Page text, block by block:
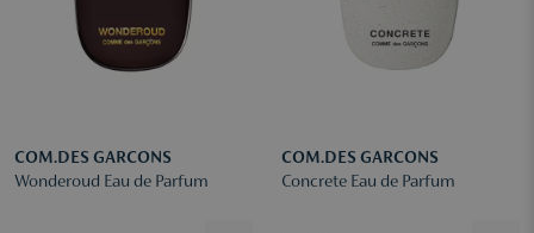
COM.DES GARCONS
Wonderoud Eau de Parfum
COM.DES GARCONS
Concrete Eau de Parfum